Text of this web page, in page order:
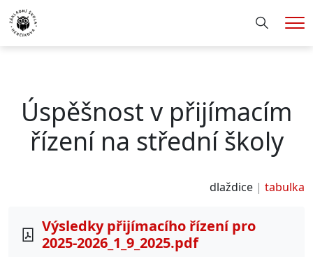
Hledání
Úspěšnost v přijímacím
řízení na střední školy
dlaždice tabulka
Výsledky přijímacího řízení pro
2025-2026_1_9_2025.pdf